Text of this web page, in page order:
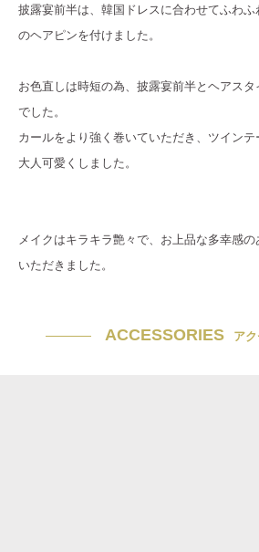
披露宴前半は、韓国ドレスに合わせてふわ
のヘアピンを付けました。
お色直しは時短の為、披露宴前半とヘアス
でした。
カールをより強く巻いていただき、ツイン
大人可愛くしました。
メイクはキラキラ艶々で、お上品な多幸感
いただきました。
ACCESSORIES ア